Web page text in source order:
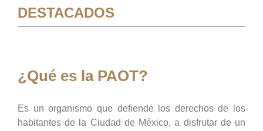
DESTACADOS
¿Qué es la PAOT?
Es un organismo que defiende los derechos de los
habitantes de la Ciudad de México, a disfrutar de un